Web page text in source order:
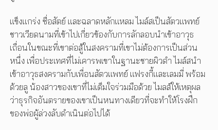
แข็งแกร่ง ซื่อสัตย์ และฉลาดหลักแหลม ไมล์สเป็นสัตวแพทย์
ชาวเวียดนามที่เข้าไปเกี่ยวข้องกับการลักลอบนำเข้าอาวุธ
เถื่อนในขณะที่เขาต่อสู้ในสงครามที่เขาไม่ต้องการเป็นส่วน
หนึ่ง เพื่อประเทศที่ไม่เคารพเขาในฐานะชายผิวดำ ไมล์สนำ
เข้าอาวุธสงครามกับเพื่อนสัตวแพทย์ แฟรงกี้และเลมมี่ พร้อม
ด้วยลู น้องสาวของเขาที่ไม่เต็มใจร่วมมือด้วย ไมลส์ให้เหตุผล
ว่าธุรกิจอันตรายของเขาเป็นหนทางเดียวที่จะทำให้โรงฝึก
ของพ่อผู้ล่วงลับดำเนินต่อไปได้